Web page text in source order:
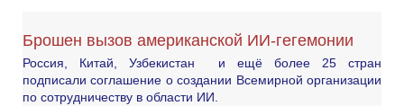
Брошен вызов американской ИИ-гегемонии
Россия, Китай, Узбекистан и ещё более 25 стран
подписали соглашение о создании Всемирной организации
по сотрудничеству в области ИИ.